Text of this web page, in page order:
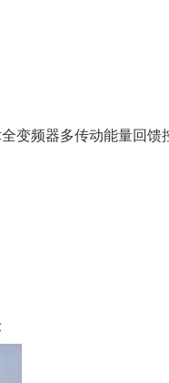
变频器多传动能量回馈